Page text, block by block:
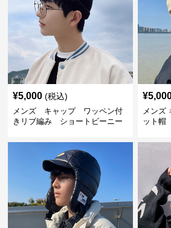
¥5,000 (税込)
メンズ キャップ ワッペン付
きリブ編み ショートビーニー
¥
メンズ
ット帽